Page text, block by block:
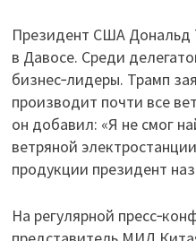
Президент США Дональд
в Давосе. Среди
бизнес‑лидеры. Трамп
производит почти все
он добавил: «Я не смог
ветряной
продукции президент
На регулярной